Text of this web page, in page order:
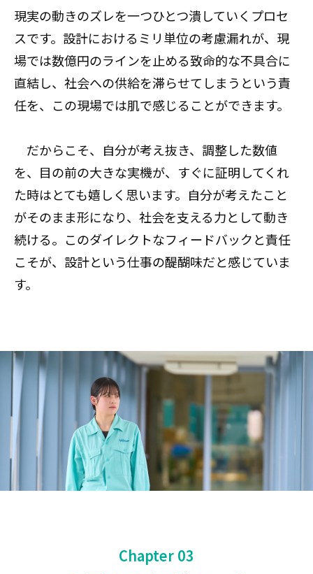
現実の動きのズレを一つひとつ潰していくプロセ
スです。設計におけるミリ単位の考慮漏れが、現
場では数億円のラインを止める致命的な不具合に
直結し、社会への供給を滞らせてしまうという責
任を、この現場では肌で感じることができます。
だからこそ、自分が考え抜き、調整した数値
を、目の前の大きな実機が、すぐに証明してくれ
た時はとても嬉しく思います。自分が考えたこと
がそのまま形になり、社会を支える力として動き
続ける。このダイレクトなフィードバックと責任
こそが、設計という仕事の醍醐味だと感じていま
す。
Chapter 03